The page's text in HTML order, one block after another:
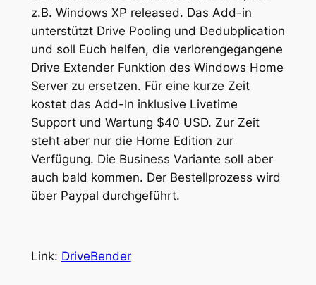
z.B. Windows XP released. Das Add-in
unterstützt Drive Pooling und Dedubplication
und soll Euch helfen, die verlorengegangene
Drive Extender Funktion des Windows Home
Server zu ersetzen. Für eine kurze Zeit
kostet das Add-In inklusive Livetime
Support und Wartung $40 USD. Zur Zeit
steht aber nur die Home Edition zur
Verfügung. Die Business Variante soll aber
auch bald kommen. Der Bestellprozess wird
über Paypal durchgeführt.
Link: DriveBender